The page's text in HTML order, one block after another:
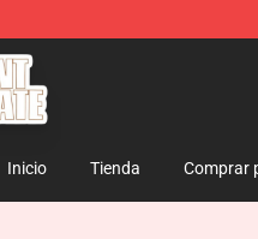
Merchandise Store
Inicio Tienda Comprar